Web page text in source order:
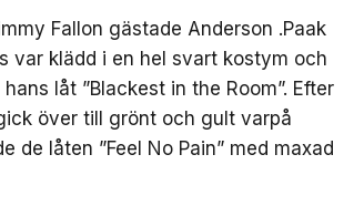
Fallon gästade Anderson .Paak
var klädd i en hel svart kostym och
låt ”Blackest in the Room”. Efter
över till grönt och gult varpå
de låten ”Feel No Pain” med maxad